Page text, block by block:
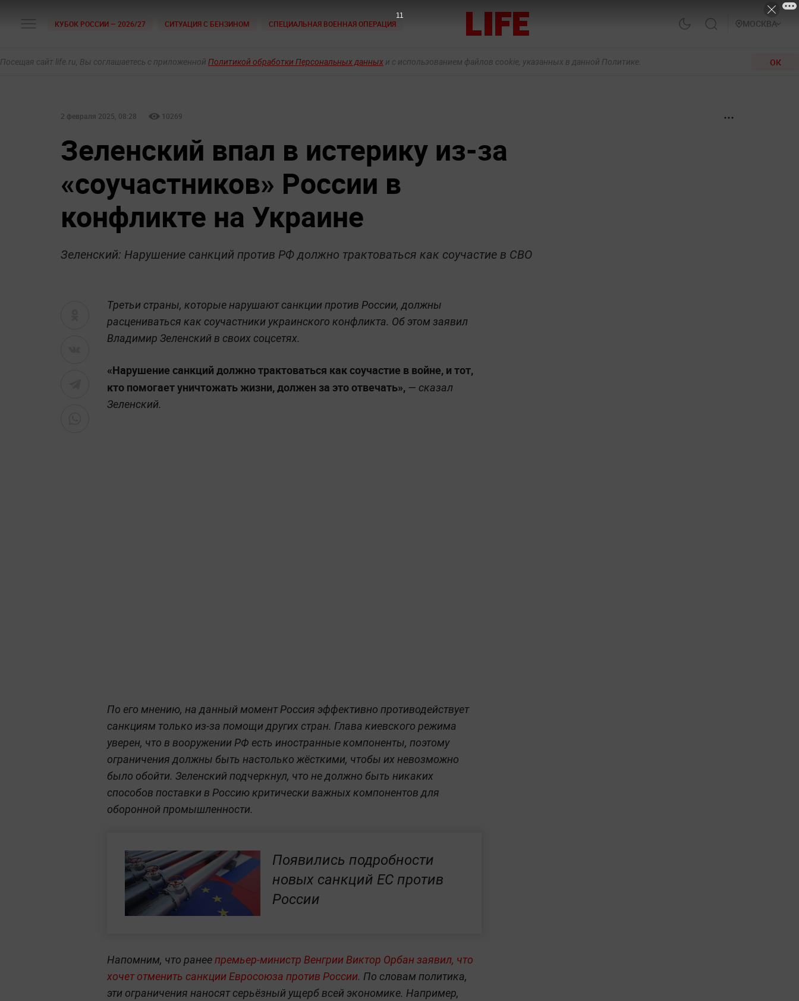
КУБОК РОССИИ — 2026/27 СИТУАЦИЯ С БЕНЗИНОМ СПЕЦИАЛЬНАЯ ВОЕННАЯ ОПЕРАЦИЯ МОСКВА
Посещая сайт life.ru, Вы соглашаетесь с приложенной Политикой обработки Персональных данных и с использованием файлов cookie, указанных в данной Политике. ОК
2 февраля 2025, 08:28 10269
Зеленский впал в истерику из-за
«‎соучастников» России в
конфликте на Украине
Зеленский: Нарушение санкций против РФ должно трактоваться как соучастие в СВО
Третьи страны, которые нарушают санкции против России, должны
расцениваться как соучастники украинского конфликта. Об этом заявил
Владимир Зеленский в своих соцсетях.
«Нарушение санкций должно трактоваться как соучастие в войне, и тот,
кто помогает уничтожать жизни, должен за это отвечать», — сказал
Зеленский.
По его мнению, на данный момент Россия эффективно противодействует
санкциям только из-за помощи других стран. Глава киевского режима
уверен, что в вооружении РФ есть иностранные компоненты, поэтому
ограничения должны быть настолько жёсткими, чтобы их невозможно
было обойти. Зеленский подчеркнул, что не должно быть никаких
способов поставки в Россию критически важных компонентов для
оборонной промышленности.
Появились подробности
новых санкций ЕС против
России
Напомним, что ранеепремьер-министр Венгрии Виктор Орбан заявил, что
хочет отменить санкции Евросоюза против России. По словам политика,
эти ограничения наносят серьёзный ущерб всей экономике. Например,
10